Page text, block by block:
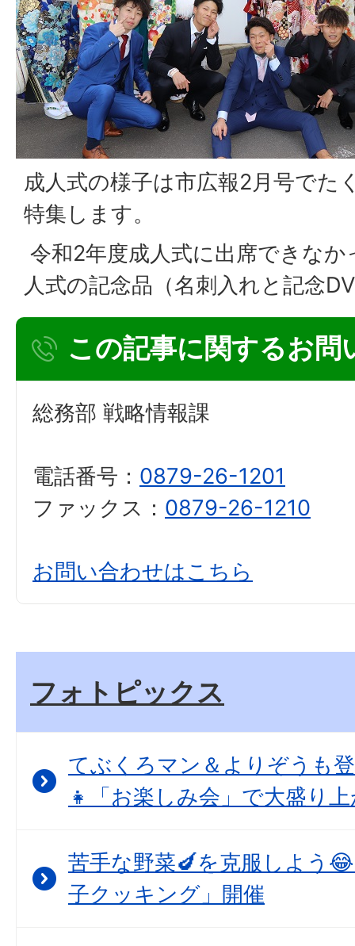
成人式の様子は市広報2月号でた
特集します。
令和2年度成人式に出席できな
人式の記念品（名刺入れと記念
この記事に関するお問
総務部 戦略情報課
電話番号： 0879-26-1201
ファックス： 0879-26-1210
お問い合わせはこちら
フォトピックス
てぶくろマン＆よりぞうも
👧「お楽しみ会」で大盛り
苦手な野菜🍆を克服しよう
子クッキング」開催